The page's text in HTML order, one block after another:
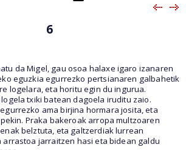
6
da Migel, gau osoa halaxe igaro izanaren
eguzkia egurrezko pertsianaren galbahetik
logelara, eta horitu egin du ingurua.
txiki batean dagoela iruditu zaio.
ama birjina hormara josita, eta
Praka bakeroak arropa multzoaren
belztuta, eta galtzerdiak lurrean
arrastoa jarraitzen hasi eta bidean galdu